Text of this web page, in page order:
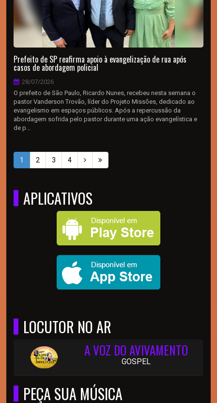
Prefeito de SP reafirma apoio à evangelização de rua após
casos de abordagem policial
28/07/2026
O prefeito de São Paulo, Ricardo Nunes, recebeu nesta semana o
pastor Vanderson Trovão, líder do Projeto Missões, dedicado ao
evangelismo em espaços públicos. Após a repercussão da
abordagem sofrida pelo pastor durante uma ação evangelística e
de p...
1 2 3 4
APLICATIVOS
LOCUTOR NO AR
A VOZ DO AVIVAMENTO
GOSPEL
PEÇA SUA MÚSICA